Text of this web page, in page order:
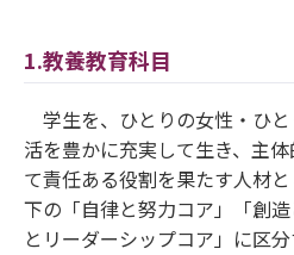
1.教養教育科目
学生を、ひとりの女性・ひ
活を豊かに充実して生き、主
て責任ある役割を果たす人材
下の「自律と努力コア」「創
とリーダーシップコア」に区分